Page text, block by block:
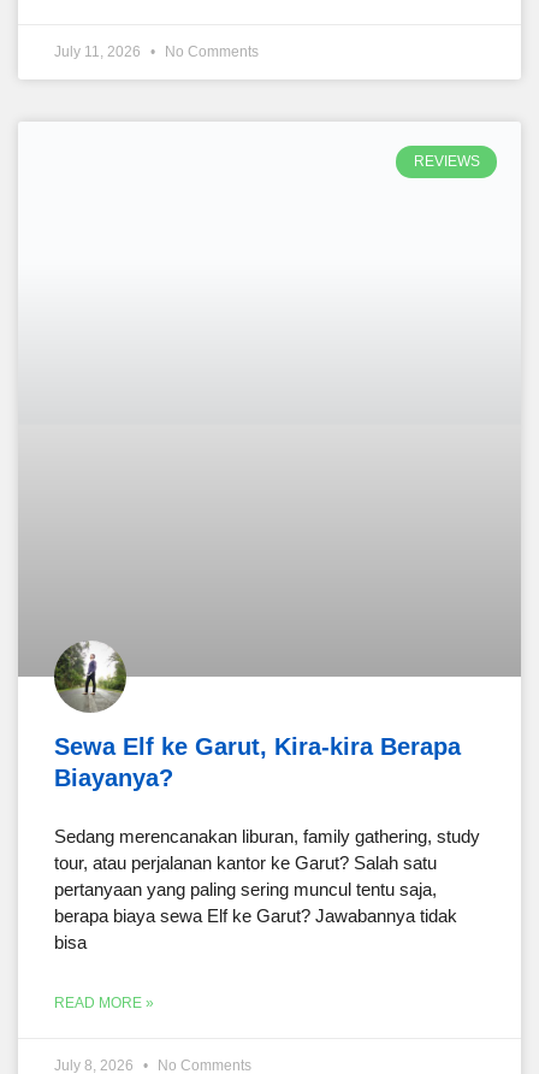
July 11, 2026 No Comments
REVIEWS
Sewa Elf ke Garut, Kira-kira Berapa
Biayanya?
Sedang merencanakan liburan, family gathering, study
tour, atau perjalanan kantor ke Garut? Salah satu
pertanyaan yang paling sering muncul tentu saja,
berapa biaya sewa Elf ke Garut? Jawabannya tidak
bisa
READ MORE »
July 8, 2026 No Comments